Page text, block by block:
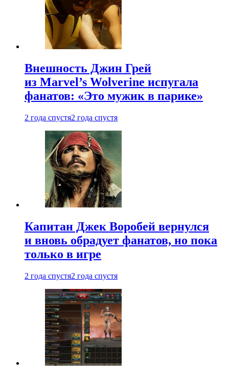
Внешность Джин Грей
из Marvel’s Wolverine испугала
фанатов: «Это мужик в парике»
2 года спустя2 года спустя
Капитан Джек Воробей вернулся
и вновь обрадует фанатов, но пока
только в игре
2 года спустя2 года спустя